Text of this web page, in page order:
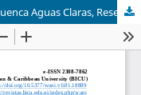
Valoración socioambiental de la microcuenca Aguas Claras, Reserva de Biósfera Bosawás, ciudad de Bonanza